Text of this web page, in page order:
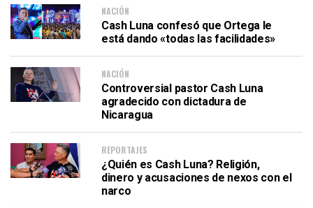
NACIÓN
Cash Luna confesó que Ortega le
está dando «todas las facilidades»
NACIÓN
Controversial pastor Cash Luna
agradecido con dictadura de
Nicaragua
REPORTAJES
¿Quién es Cash Luna? Religión,
dinero y acusaciones de nexos con el
narco